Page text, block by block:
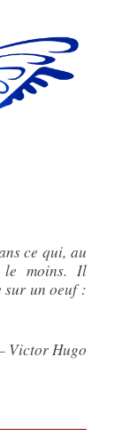
ce qui, au
le moins. Il
sur un oeuf :
Victor Hugo